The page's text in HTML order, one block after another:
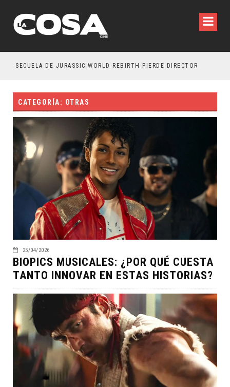
SECUELA DE JURASSIC WORLD REBIRTH PIERDE DIRECTOR
CATEGORÍA: OTRAS
25/04/2026
BIOPICS MUSICALES: ¿POR QUÉ CUESTA
TANTO INNOVAR EN ESTAS HISTORIAS?